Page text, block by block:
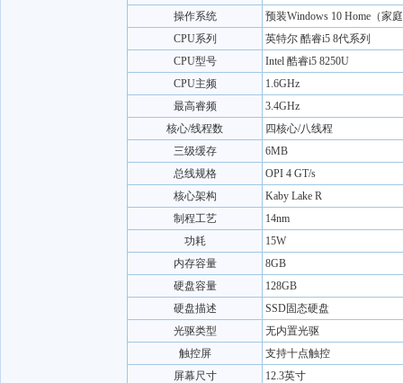
操作系统
预装Windows 10 Home（家
CPU系列
英特尔 酷睿i5 8代系列
CPU型号
Intel 酷睿i5 8250U
CPU主频
1.6GHz
最高睿频
3.4GHz
核心/线程数
四核心/八线程
三级缓存
6MB
总线规格
OPI 4 GT/s
核心架构
Kaby Lake R
制程工艺
14nm
功耗
15W
内存容量
8GB
硬盘容量
128GB
硬盘描述
SSD固态硬盘
光驱类型
无内置光驱
触控屏
支持十点触控
屏幕尺寸
12.3英寸